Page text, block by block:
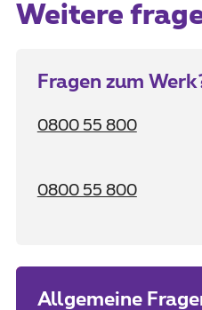
Weitere
Fragen zum
0800 55 800
0800 55 800
Allgemeine